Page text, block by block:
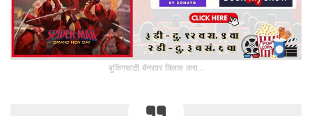
बुकिंगसाठी बॅनरवर क्लिक करा...